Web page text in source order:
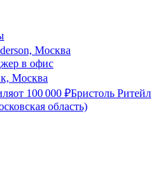
Москва
в офис
Москва
от 100 000 ₽Бристоль Ритейл
область)